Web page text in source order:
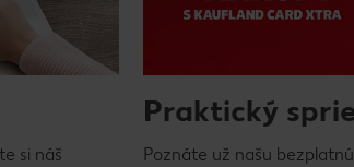
si náš
Praktický
Poznáte už našu